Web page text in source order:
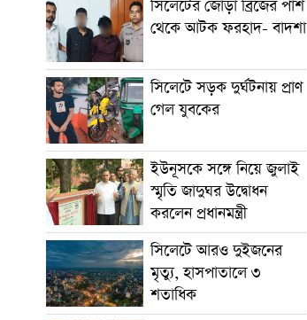
সিলেটের জোড়া ব্রিজের পাশ
থেকে আটক ফরহাদ- বাদশা
সিলেটে সড়ক দুর্ঘটনায় প্রাণ
গেল যুবকের
ইউনূসকে সঙ্গে নিয়ে জুলাই
স্মৃতি জাদুঘর উদ্বোধন
করলেন প্রধানমন্ত্রী
সিলেটে আরও দুইজনের
মৃত্যু, হাসপাতালে ৩
শতাধিক